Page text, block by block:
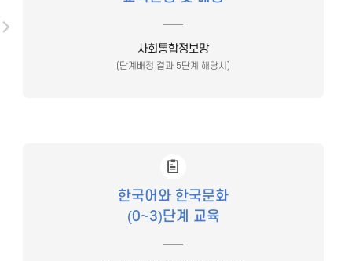
사회통합정보망
(단계배정 결과 5단계 해당시)
한국어와 한국문화
(0~3)단계 교육